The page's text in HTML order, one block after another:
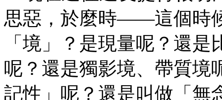
思惡，於麼時——這個時
「境」？是現量呢？還
呢？還是獨影境、帶質境
記性」呢？還是叫做「無